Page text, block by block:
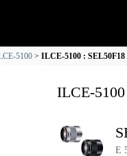
5100 ILCE-5100 :
ILCE-
E